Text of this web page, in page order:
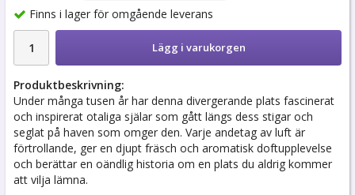
Finns i lager för omgående leverans
Lägg i varukorgen
Produktbeskrivning:
Under många tusen år har denna divergerande plats fascinerat
och inspirerat otaliga själar som gått längs dess stigar och
seglat på haven som omger den. Varje andetag av luft är
förtrollande, ger en djupt fräsch och aromatisk doftupplevelse
och berättar en oändlig historia om en plats du aldrig kommer
att vilja lämna.